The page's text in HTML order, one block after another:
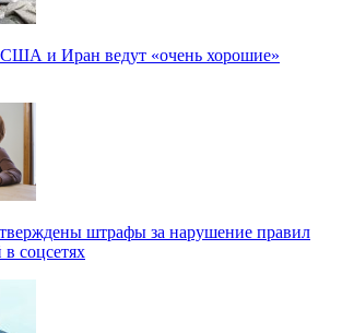
США и Иран ведут «очень хорошие»
штрафы за нарушение правил
в соцсетях